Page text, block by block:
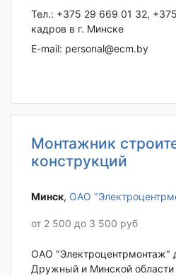
Тел.: +375 29 669 01 32,
кадров в г. Минске
E-mail: personal@ecm.by
Монтажник
конструкций
Минск‎, ОАО
от 2 500 до 3 500 руб
ОАО "Электроцентрмонтаж"
Дружный и Минской области